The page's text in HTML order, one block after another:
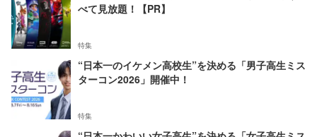
べて見放題！【PR】
特集
“日本一のイケメン高校生”を決める「男子高生ミス
ターコン2026」開催中！
特集